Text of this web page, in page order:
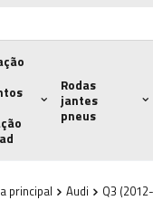
Rodas
jantes
pneus
principal Audi Q3